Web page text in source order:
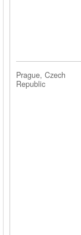
Prague, Czech
Republic